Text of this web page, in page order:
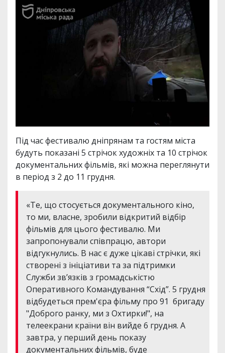
Під час фестивалю дніпрянам та гостям міста
будуть показані 5 стрічок художніх та 10 стрічок
документальних фільмів, які можна переглянути
в період з 2 до 11 грудня.
«Те, що стосується документального кіно,
то ми, власне, зробили відкритий відбір
фільмів для цього фестивалю. Ми
запропонували співпрацю, автори
відгукнулись. В нас є дуже цікаві стрічки, які
створені з ініціативи та за підтримки
Служби звʼязків з громадськістю
Оперативного Командування “Схід”. 5 грудня
відбудеться прем'єра фільму про 91 бригаду
"Доброго ранку, ми з Охтирки!", на
телеекрани країни він вийде 6 грудня. А
завтра, у перший день показу
документальних фільмів, буде